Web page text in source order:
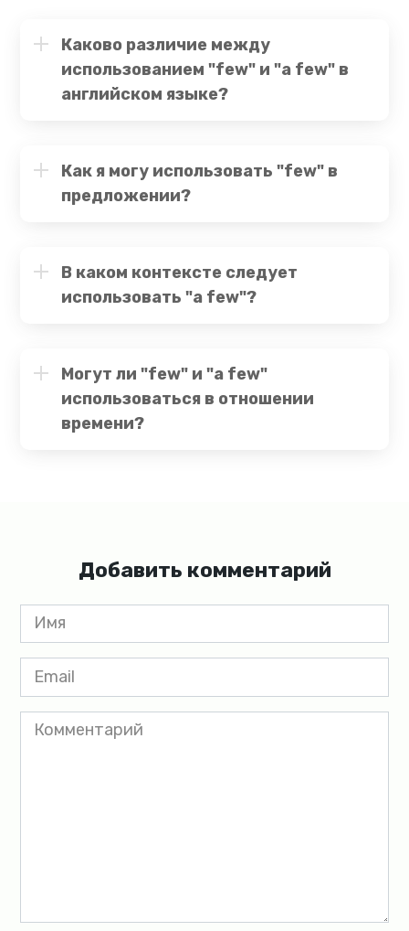
Каково различие между
использованием "few" и "a few" в
английском языке?
Как я могу использовать "few" в
предложении?
В каком контексте следует
использовать "a few"?
Могут ли "few" и "a few"
использоваться в отношении
времени?
Добавить комментарий
Имя
*
Email
*
Комментарий